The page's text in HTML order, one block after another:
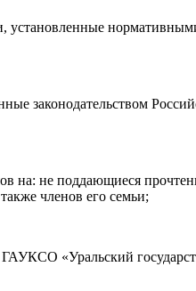
, принимаю её, и даю своё согласие на обработку своих персональных данных (фамилии, имени, адреса электронной
установленные
законодательством
на: не поддающиеся
членов его семьи;
«Уральский